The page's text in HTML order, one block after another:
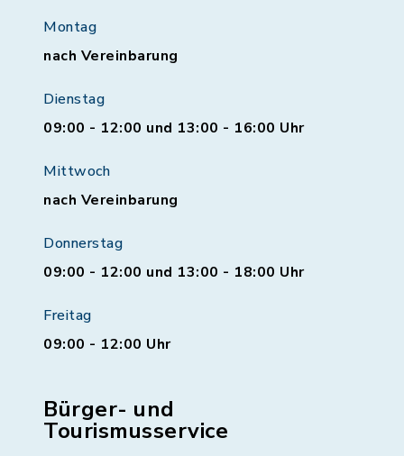
Montag
nach Vereinbarung
Dienstag
09:00 - 12:00 und 13:00 - 16:00 Uhr
Mittwoch
nach Vereinbarung
Donnerstag
09:00 - 12:00 und 13:00 - 18:00 Uhr
Freitag
09:00 - 12:00 Uhr
Bürger- und
Tourismusservice